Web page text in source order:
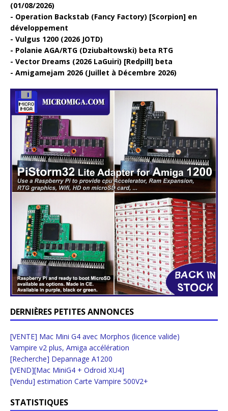
(01/08/2026)
Operation Backstab (Fancy Factory) [Scorpion] en
développement
Vulgus 1200 (2026 JOTD)
Polanie AGA/RTG (Dziubałtowski) beta RTG
Vector Dreams (2026 LaGuiri) [Redpill] beta
Amigamejam 2026 (Juillet à Décembre 2026)
DERNIÈRES PETITES ANNONCES
[VENTE] Mac Mini G4 avec Morphos (licence valide)
Vampire v2 plus, Amiga accélération
[Recherche] Depannage A1200
[VEND][Mac MiniG4 + Odroid XU4]
[Vendu] estimation Carte Vampire 500V2+
STATISTIQUES